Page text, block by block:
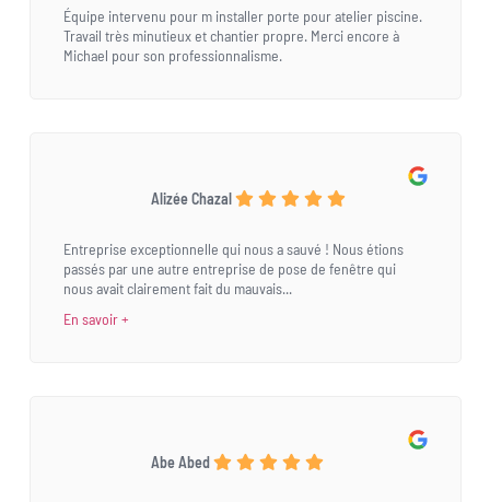
Équipe intervenu pour m installer porte pour atelier piscine.
Travail très minutieux et chantier propre. Merci encore à
Michael pour son professionnalisme.
Alizée Chazal
Entreprise exceptionnelle qui nous a sauvé ! Nous étions
passés par une autre entreprise de pose de fenêtre qui
nous avait clairement fait du mauvais...
En savoir +
Abe Abed